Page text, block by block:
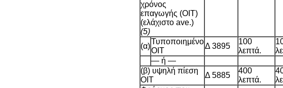
χρόνος
επαγωγής (OIT)
(ελάχιστο ave.)
(5)
(α)
Τυποποιημένο
OIT
Δ 3895
100
λεπτά.
— ή —
(β) υψηλή πίεση
OIT
Δ 5885
400
λεπτά.